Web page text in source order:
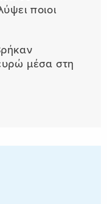
ποιοι
μέσα στη